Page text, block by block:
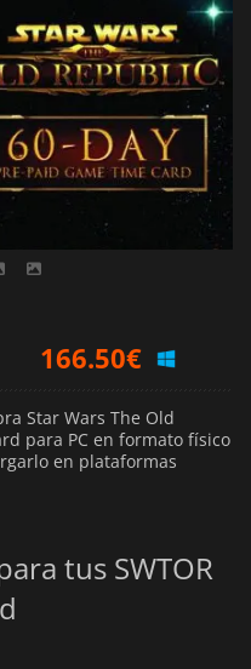
166.50€
Star Wars The Old
para PC en formato físico
en plataformas
tus SWTOR